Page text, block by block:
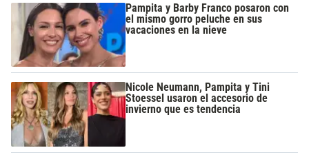
Pampita y Barby Franco posaron con
el mismo gorro peluche en sus
vacaciones en la nieve
Nicole Neumann, Pampita y Tini
Stoessel usaron el accesorio de
invierno que es tendencia